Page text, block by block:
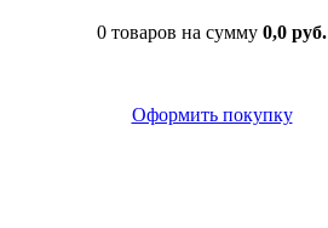
0 товаров на сумму 0,0 руб.
Оформить покупку